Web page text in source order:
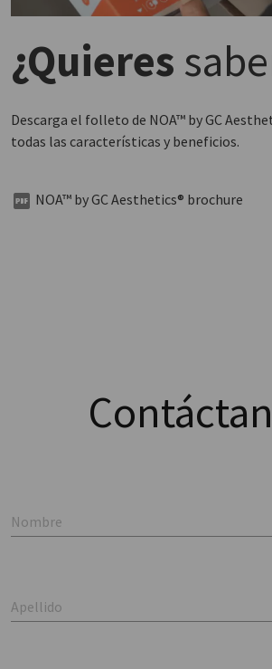
¿Quieres
Descarga el folleto de NOA™ by GC
todas las características y beneficios.
NOA™ by GC Aesthetics® brochure
Nombre
Apellido